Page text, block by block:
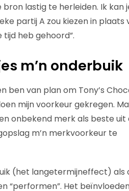
lastig te herleiden. Ik kan
partij A zou kiezen in plaats
heb gehoord”.
m’n onderbuik
ben van plan om Tony’s
mijn voorkeur gekregen.
onbekend merk als beste uit
m’n merkvoorkeur te
(het langetermijneffect) als
“performen”. Het